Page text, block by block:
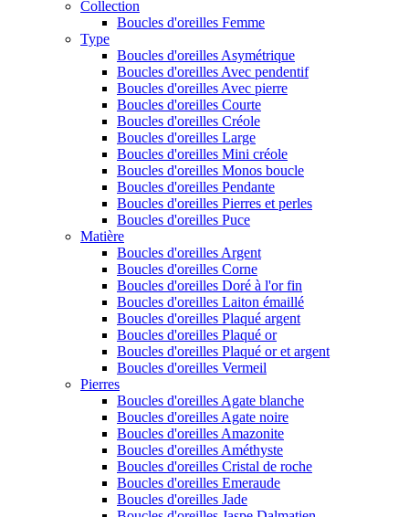
Collection
Boucles d'oreilles Femme
Type
Boucles d'oreilles Asymétrique
Boucles d'oreilles Avec pendentif
Boucles d'oreilles Avec pierre
Boucles d'oreilles Courte
Boucles d'oreilles Créole
Boucles d'oreilles Large
Boucles d'oreilles Mini créole
Boucles d'oreilles Monos boucle
Boucles d'oreilles Pendante
Boucles d'oreilles Pierres et perles
Boucles d'oreilles Puce
Matière
Boucles d'oreilles Argent
Boucles d'oreilles Corne
Boucles d'oreilles Doré à l'or fin
Boucles d'oreilles Laiton émaillé
Boucles d'oreilles Plaqué argent
Boucles d'oreilles Plaqué or
Boucles d'oreilles Plaqué or et argent
Boucles d'oreilles Vermeil
Pierres
Boucles d'oreilles Agate blanche
Boucles d'oreilles Agate noire
Boucles d'oreilles Amazonite
Boucles d'oreilles Améthyste
Boucles d'oreilles Cristal de roche
Boucles d'oreilles Emeraude
Boucles d'oreilles Jade